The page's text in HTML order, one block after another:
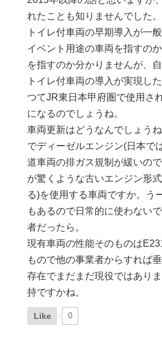
れたことも知りませんでした。
トイレ付車両の早期導入が一
イベント用途の車両を指すの
を指すのか分かりませんが、
トイレ付車両の導入が実現し
つてJR東日本甲府圏で使用さ
になるのでしょうね。
車両更新はどうなんでしょう
でディーゼルエンジン(日本で
道車両の排ガス規制が緩いの
が驚くような古いエンジン形
る)を使用する車両ですか。う
もあるので日常的に使わない
者だったら。
現有車両の性能そのものは
もので他の事業者からすれば
存在でまだまだ現役ではあり
持ですかね。
Like 0